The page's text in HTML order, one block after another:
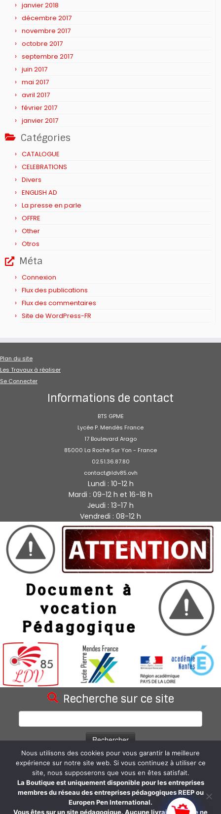
janvier 2018
décembre 2017
novembre 2017
octobre 2017
septembre 2017
juin 2017
mai 2017
avril 2017
février 2017
janvier 2017
Catégories
CATALOGUE
CELEBRATIONS
Divers
ENGLISH AD
La presse en parle
OFFRE
Other
Otros
Méta
Connexion
Flux des publications
Flux des commentaires
Site de WordPress-FR
Plan du site
Les Travaux à réaliser
Se Connecter
Informations de contact
BTS GPME
Lycée P. Mendès France
17 Boulevard Arago
85000 La Roche Sur Yon - France
02.51.36.87.80
contact@ldv85.ovh
Lundi : 10-12 h
Mardi : 09-12 h et 16-18 h
Jeudi : 13-17 h
Vendredi : 08-12 h
Recherche sur ce site
Statistiques du blog
66 962 visites depuis la création du site.
Nous utilisons des cookies pour vous garantir la meilleure
expérience sur notre site web. Si vous continuez à utiliser ce
site, nous supposerons que vous en êtes satisfait.
La Boutique est uniquement disponible pour les entreprises
membres du réseau des entreprises pédagogiques REEP ou
Europen Pen International.
Vous êtes sur un site pédagogique. Aucune livraison réelle ne